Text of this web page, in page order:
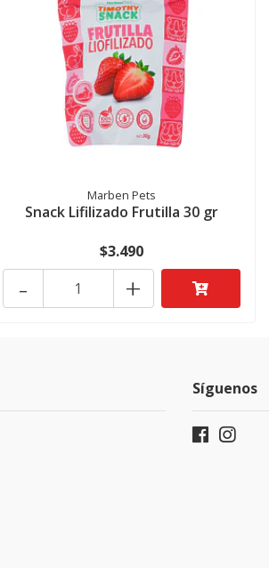
Marben Pets
Snack Lifilizado Frutilla 30 gr
$3.490
+
-
Síguenos